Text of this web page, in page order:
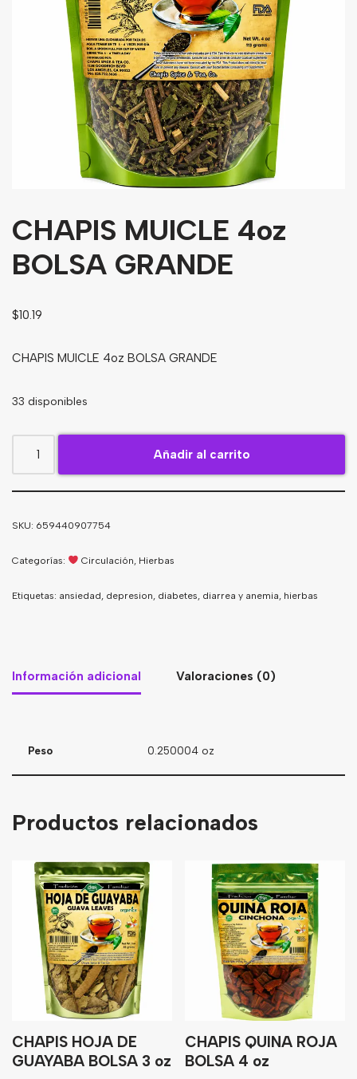
Edulcorante
Enlatados
Congelaldos
Tés
CHAPIS MUICLE 4oz
BOLSA GRANDE
$10.19
CHAPIS MUICLE 4oz BOLSA GRANDE
33 disponibles
Añadir al carrito
SKU: 659440907754
Categorías: Circulación Hierbas
Etiquetas: ansiedad depresion diabetes diarrea y anemia hierbas
Información adicional Valoraciones (0)
Peso 0.250004 oz
Productos relacionados
CHAPIS HOJA DE
GUAYABA BOLSA 3 oz
CHAPIS QUINA ROJA
BOLSA 4 oz